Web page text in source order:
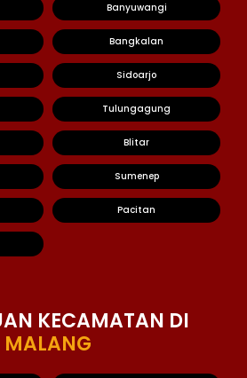
Banyuwangi
Bangkalan
Sidoarjo
Tulungagung
Blitar
Sumenep
Pacitan
KECAMATAN DI
MALANG